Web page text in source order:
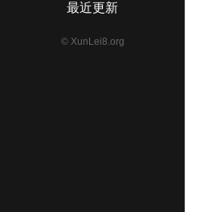
最近更新
© XunLei8.org